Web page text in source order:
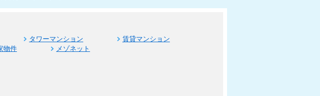
タワーマンション
賃貸マンション
物件 メゾネット